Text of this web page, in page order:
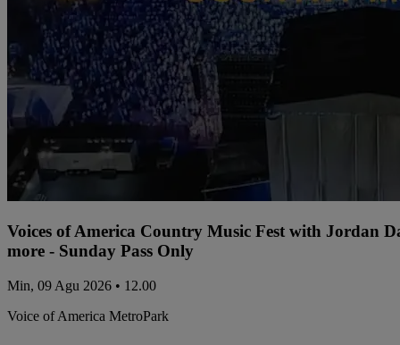
Voices of America Country Music Fest with Jordan
more - Sunday Pass Only
Min, 09 Agu 2026 • 12.00
Voice of America MetroPark